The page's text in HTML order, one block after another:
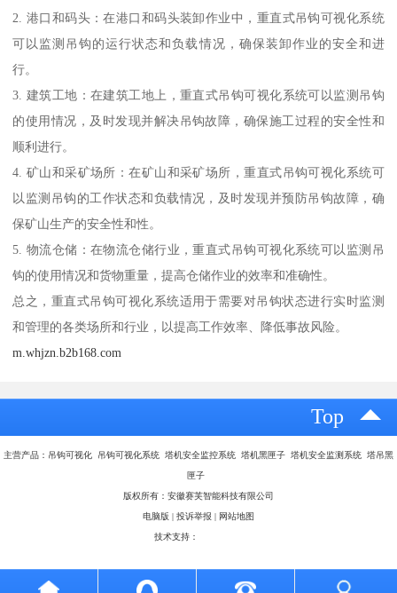
2. 港口和码头：在港口和码头装卸作业中，重直式吊钩可视化系统
可以监测吊钩的运行状态和负载情况，确保装卸作业的安全和进
行。
3. 建筑工地：在建筑工地上，重直式吊钩可视化系统可以监测吊钩
的使用情况，及时发现并解决吊钩故障，确保施工过程的安全性和
顺利进行。
4. 矿山和采矿场所：在矿山和采矿场所，重直式吊钩可视化系统可
以监测吊钩的工作状态和负载情况，及时发现并预防吊钩故障，确
保矿山生产的安全性和性。
5. 物流仓储：在物流仓储行业，重直式吊钩可视化系统可以监测吊
钩的使用情况和货物重量，提高仓储作业的效率和准确性。
总之，重直式吊钩可视化系统适用于需要对吊钩状态进行实时监测
和管理的各类场所和行业，以提高工作效率、降低事故风险。
m.whjzn.b2b168.com
Top
主营产品：吊钩可视化 吊钩可视化系统 塔机安全监控系统 塔机黑匣子 塔机安全监测系统 塔吊黑
匣子
版权所有：安徽赛芙智能科技有限公司
电脑版 | 投诉举报 | 网站地图
技术支持：